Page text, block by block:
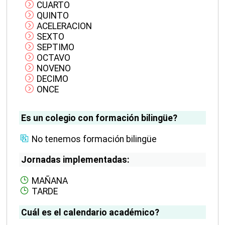
CUARTO
QUINTO
ACELERACION
SEXTO
SEPTIMO
OCTAVO
NOVENO
DECIMO
ONCE
Es un colegio con formación bilingüe?
No tenemos formación bilingüe
Jornadas implementadas:
MAÑANA
TARDE
Cuál es el calendario académico?